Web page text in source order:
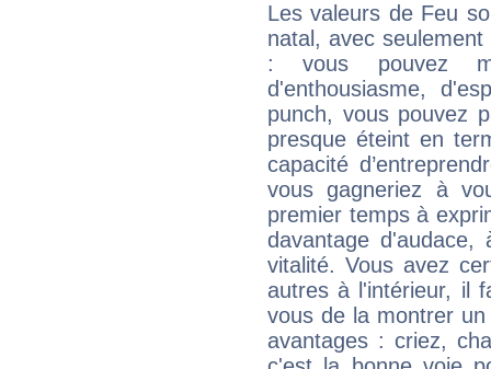
Les valeurs de Feu
natal, avec
: vous pouvez
d'enthousiasme,
punch, vous pouvez
presque éteint en
capacité
vous gagneriez à
premier temps à
davantage
vitalité. Vous avez
autres à l'intérieur, il
vous de la montrer
avantages : criez,